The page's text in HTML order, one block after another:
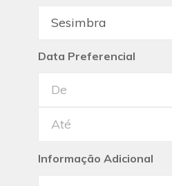
Data Preferencial
Informação Adicional